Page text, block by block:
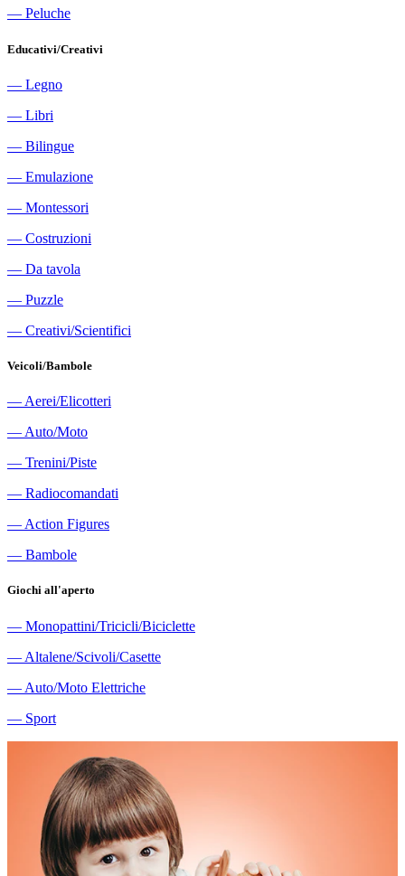
― Peluche
Educativi/Creativi
― Legno
― Libri
― Bilingue
― Emulazione
― Montessori
― Costruzioni
― Da tavola
― Puzzle
― Creativi/Scientifici
Veicoli/Bambole
― Aerei/Elicotteri
― Auto/Moto
― Trenini/Piste
― Radiocomandati
― Action Figures
― Bambole
Giochi all'aperto
― Monopattini/Tricicli/Biciclette
― Altalene/Scivoli/Casette
― Auto/Moto Elettriche
― Sport